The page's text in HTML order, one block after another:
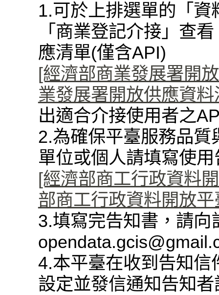
1.可於上排選單的「
「商業登記介接」查
應清單(僅含API)
[經濟部商業發展署開
業發展署開放供應資
出適合介接使用者之
2.為確保平臺服務品
單位或個人請填寫使
[經濟部商工行政資料
部商工行政資料開放
3.填寫完告知書，請
4.本平臺在收到告知信
設定並發信通知告知